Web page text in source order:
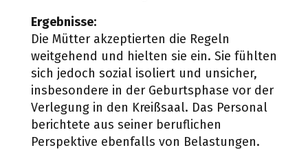
Ergebnisse:
Die Mütter akzeptierten die Regeln
weitgehend und hielten sie ein. Sie fühlten
sich jedoch sozial isoliert und unsicher,
insbesondere in der Geburtsphase vor der
Verlegung in den Kreißsaal. Das Personal
berichtete aus seiner beruflichen
Perspektive ebenfalls von Belastungen.